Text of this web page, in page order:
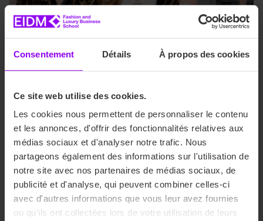
Consentement Détails À propos des cookies
Ce site web utilise des cookies.
Les cookies nous permettent de personnaliser le contenu
et les annonces, d'offrir des fonctionnalités relatives aux
médias sociaux et d'analyser notre trafic. Nous
partageons également des informations sur l'utilisation de
notre site avec nos partenaires de médias sociaux, de
publicité et d'analyse, qui peuvent combiner celles-ci
avec d'autres informations que vous leur avez fournies
ou qu'ils ont collectées lors de votre utilisation de leurs
Coordination d’équipe
Gestion de projet
Gestion budgétaire